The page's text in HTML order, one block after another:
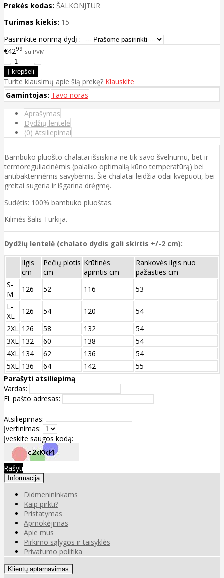
Prekės kodas: ŠALKONJTUR
Turimas kiekis: 15
Pasirinkite norimą dydį :
€4299 su PVM
Turite klausimų apie šią prekę? Klauskite
Gamintojas: Tavo noras
Aprašymas
Dydžių lentelė
(0) Atsiliepimai
Bambuko pluošto chalatai išsiskiria ne tik savo švelnumu, bet ir
termoreguliacinėmis (palaiko optimalią kūno temperatūrą) bei
antibakterinėmis savybėmis. Šie chalatai leidžia odai kvėpuoti, bei
greitai sugeria ir išgarina drėgmę.
Sudėtis: 100% bambuko pluoštas.
Kilmės šalis Turkija.
Dydžių lentelė (chalato dydis gali skirtis +/-2 cm):
Ilgis
cm
Pečių plotis
cm
Krūtinės
apimtis cm
Rankovės ilgis nuo
pažasties cm
S-
M
126 52 116
53
L-
XL
126 54 120
54
2XL 126 58 132
54
3XL 132 60 138
54
4XL 134 62 136
54
5XL 136 64 142
55
Parašyti atsiliepimą
Vardas:
El. pašto adresas:
Atsiliepimas:
Įvertinimas:
Įveskite saugos kodą:
Rašyti
Informacija
Didmenininkams
Kaip pirkti?
Pristatymas
Apmokėjimas
Apie mus
Pirkimo sąlygos ir taisyklės
Privatumo politika
Klientų aptarnavimas